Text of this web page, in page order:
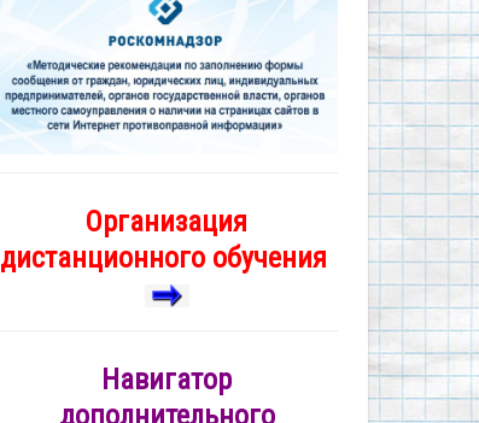
Организация
дистанционного обучения
Навигатор
дополнительного